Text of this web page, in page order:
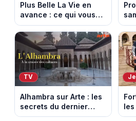
Plus Belle La Vie en
avance : ce qui vous
attend la semaine du
10 au 14 août 2026
(spoiler)
TV
Alhambra sur Arte : les
secrets du dernier
sultanat musulman